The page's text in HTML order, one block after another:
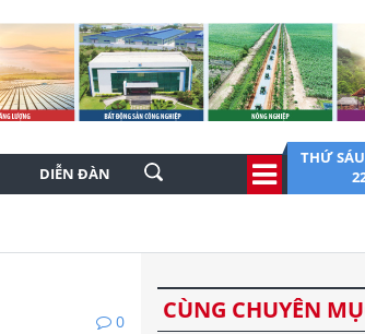
DIỄN ĐÀN
THỨ
0 CÙNG CHUYÊN